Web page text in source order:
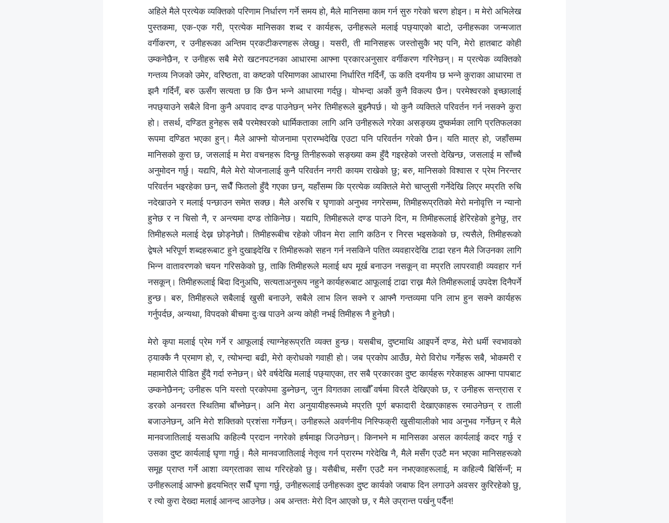
अहिले मैले प्रत्येक व्यक्तिको परिणाम निर्धारण गर्ने समय हो, मैले मानिसमा काम गर्न सुरु गरेको चरण होइन। म मेरो अभिलेख
पुस्तकमा, एक-एक गरी, प्रत्येक मानिसका शब्द र कार्यहरू, उनीहरूले मलाई पछ्याएको बाटो, उनीहरूका जन्मजात
वर्गीकरण, र उनीहरूका अन्तिम प्रकटीकरणहरू लेख्छु। यसरी, ती मानिसहरू जस्तोसुकै भए पनि, मेरो हातबाट कोही
उम्कनेछैन, र उनीहरू सबै मेरो खटनपटनका आधारमा आफ्ना प्रकारअनुसार वर्गीकरण गरिनेछन्। म प्रत्येक व्यक्तिको
गन्तव्य निजको उमेर, वरिष्ठता, वा कष्टको परिमाणका आधारमा निर्धारित गर्दिनँ, ऊ कति दयनीय छ भन्ने कुराका आधारमा त
झनै गर्दिनँ, बरु ऊसँग सत्यता छ कि छैन भन्‍ने आधारमा गर्दछु। योभन्दा अर्को कुनै विकल्प छैन। परमेश्‍वरको इच्छालाई
नपछ्याउने सबैले विना कुनै अपवाद दण्ड पाउनेछन् भनेर तिमीहरूले बुझ्नैपर्छ। यो कुनै व्यक्तिले परिवर्तन गर्न नसक्ने कुरा
हो। तसर्थ, दण्डित हुनेहरू सबै परमेश्‍वरको धार्मिकताका लागि अनि उनीहरूले गरेका असङ्ख्य दुष्कर्मका लागि प्रतिफलका
रूपमा दण्डित भएका हुन्। मैले आफ्नो योजनामा प्रारम्भदेखि एउटा पनि परिवर्तन गरेको छैन। यति मात्र हो, जहाँसम्म
मानिसको कुरा छ, जसलाई म मेरा वचनहरू दिन्छु तिनीहरूको सङ्ख्या कम हुँदै गइरहेको जस्तो देखिन्छ, जसलाई म साँच्चै
अनुमोदन गर्छु। यद्यपि, मैले मेरो योजनालाई कुनै परिवर्तन नगरी कायम राखेको छु; बरु, मानिसको विश्‍वास र प्रेम निरन्तर
परिवर्तन भइरहेका छन्, सधैँ फितलो हुँदै गएका छन्, यहाँसम्म कि प्रत्येक व्यक्तिले मेरो चाप्लुसी गर्नेदेखि लिएर मप्रति रुचि
नदेखाउने र मलाई पन्छाउन समेत सक्छ। मैले अरुचि र घृणाको अनुभव नगरेसम्म, तिमीहरूप्रतिको मेरो मनोवृत्ति न न्यानो
हुनेछ र न चिसो नै, र अन्त्यमा दण्ड तोकिनेछ। यद्यपि, तिमीहरूले दण्ड पाउने दिन, म तिमीहरूलाई हेरिरहेको हुनेछु, तर
तिमीहरूले मलाई देख्न छोड्नेछौ। तिमीहरूबीच रहेको जीवन मेरा लागि कठिन र निरस भइसकेको छ, त्यसैले, तिमीहरूको
द्वेषले भरिपूर्ण शब्दहरूबाट हुने दुखाइदेखि र तिमीहरूको सहन गर्न नसकिने पतित व्यवहारदेखि टाढा रहन मैले जिउनका लागि
भिन्न वातावरणको चयन गरिसकेको छु, ताकि तिमीहरूले मलाई थप मूर्ख बनाउन नसकून् वा मप्रति लापरवाही व्यवहार गर्न
नसकून्। तिमीहरूलाई बिदा दिनुअघि, सत्यताअनुरूप नहुने कार्यहरूबाट आफूलाई टाढा राख्न मैले तिमीहरूलाई उपदेश दिनैपर्ने
हुन्छ। बरु, तिमीहरूले सबैलाई खुसी बनाउने, सबैले लाभ लिन सक्ने र आफ्नै गन्तव्यमा पनि लाभ हुन सक्ने कार्यहरू
गर्नुपर्दछ, अन्यथा, विपदको बीचमा दुःख पाउने अन्य कोही नभई तिमीहरू नै हुनेछौ।
मेरो कृपा मलाई प्रेम गर्ने र आफूलाई त्याग्नेहरूप्रति व्यक्त हुन्छ। यसबीच, दुष्टमाथि आइपर्ने दण्ड, मेरो धर्मी स्वभावको
ठ्याक्कै नै प्रमाण हो, र, त्योभन्दा बढी, मेरो क्रोधको गवाही हो। जब प्रकोप आउँछ, मेरो विरोध गर्नेहरू सबै, भोकमरी र
महामारीले पीडित हुँदै गर्दा रुनेछन्। धेरै वर्षदेखि मलाई पछ्याएका, तर सबै प्रकारका दुष्ट कार्यहरू गरेकाहरू आफ्ना पापबाट
उम्कनेछैनन्; उनीहरू पनि यस्तो प्रकोपमा डुब्नेछन्, जुन विगतका लाखौँ वर्षमा विरलै देखिएको छ, र उनीहरू सन्त्रास र
डरको अनवरत स्थितिमा बाँच्नेछन्। अनि मेरा अनुयायीहरूमध्ये मप्रति पूर्ण बफादारी देखाएकाहरू रमाउनेछन् र ताली
बजाउनेछन्, अनि मेरो शक्तिको प्रशंसा गर्नेछन्। उनीहरूले अवर्णनीय निस्फिक्री खुसीयालीको भाव अनुभव गर्नेछन् र मैले
मानवजातिलाई यसअघि कहिल्यै प्रदान नगरेको हर्षमाझ जिउनेछन्। किनभने म मानिसका असल कार्यलाई कदर गर्छु र
उसका दुष्ट कार्यलाई घृणा गर्छु। मैले मानवजातिलाई नेतृत्व गर्न प्रारम्भ गरेदेखि नै, मैले मसँग एउटै मन भएका मानिसहरूको
समूह प्राप्त गर्ने आशा व्यग्रताका साथ गरिरहेको छु। यसैबीच, मसँग एउटै मन नभएकाहरूलाई, म कहिल्यै बिर्सिन्नँ; म
उनीहरूलाई आफ्नो हृदयभित्र सधैँ घृणा गर्छु, उनीहरूलाई उनीहरूका दुष्ट कार्यको जबाफ दिन लगाउने अवसर कुरिरहेको छु,
र त्यो कुरा देख्दा मलाई आनन्द आउनेछ। अब अन्ततः मेरो दिन आएको छ, र मैले उप्रान्त पर्खनु पर्दैन!